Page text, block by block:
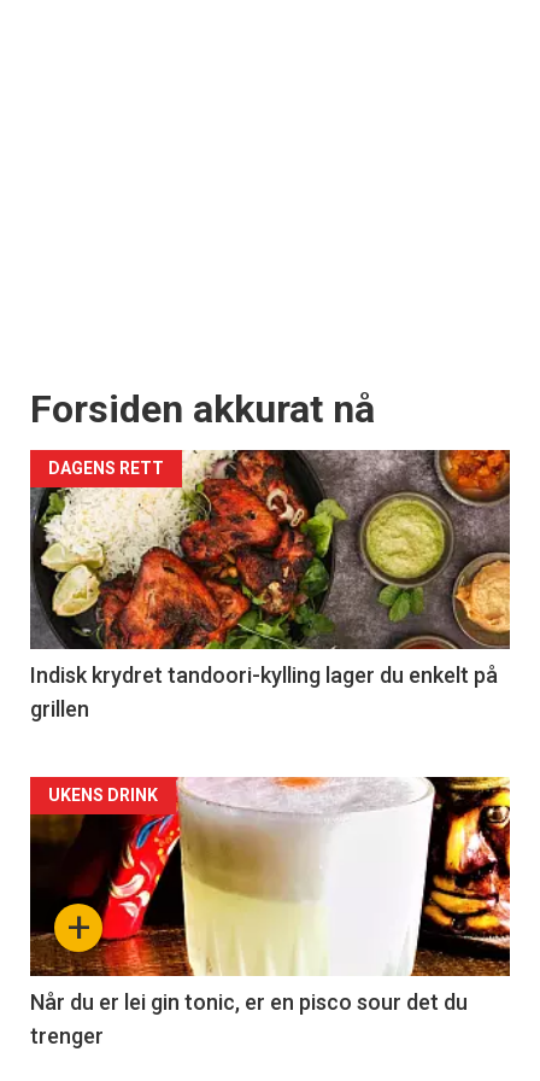
Forsiden akkurat nå
DAGENS RETT
Indisk krydret tandoori-kylling lager du enkelt på
grillen
Forsiden
akkurat
nå
-
2
+
UKENS DRINK
Når du er lei gin tonic, er en pisco sour det du
trenger